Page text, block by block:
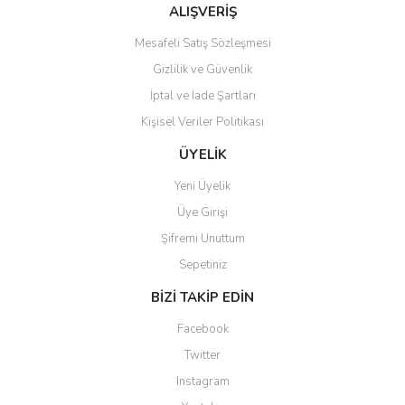
Bu ürüne benzer farklı alternatifler olmalı.
Gönder
ALIŞVERİŞ
Mesafeli Satış Sözleşmesi
Gizlilik ve Güvenlik
İptal ve İade Şartları
Kişisel Veriler Politikası
ÜYELİK
Yeni Üyelik
Üye Girişi
Şifremi Unuttum
Sepetiniz
BİZİ TAKİP EDİN
Facebook
Twitter
Instagram